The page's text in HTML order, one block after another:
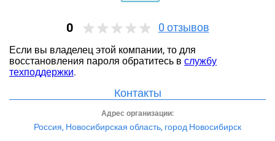
0 0 отзывов
Если вы владелец этой компании, то для
восстановления пароля обратитесь в службу
техподдержки.
Контакты
Адрес организации:
Россия, Новосибирская область, город Новосибирск